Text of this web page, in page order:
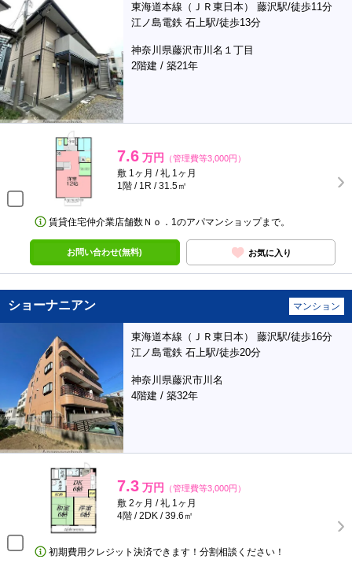
東海道本線（ＪＲ東日本） 藤沢駅/徒歩11分
江ノ島電鉄 石上駅/徒歩13分
神奈川県藤沢市川名１丁目
2階建 / 築21年
7.6 万円 （管理費等3,000円）
敷 1ヶ月 / 礼 1ヶ月
1階 / 1R / 31.5㎡
賃貸住宅仲介業店舗数Ｎｏ．1のアパマンショップまで。
お問い合わせ(無料) お気に入り
ショーナニアン マンション
東海道本線（ＪＲ東日本） 藤沢駅/徒歩16分
江ノ島電鉄 石上駅/徒歩20分
神奈川県藤沢市川名
4階建 / 築32年
7.3 万円 （管理費等3,000円）
敷 2ヶ月 / 礼 1ヶ月
4階 / 2DK / 39.6㎡
初期費用クレジット決済できます！分割相談ください！